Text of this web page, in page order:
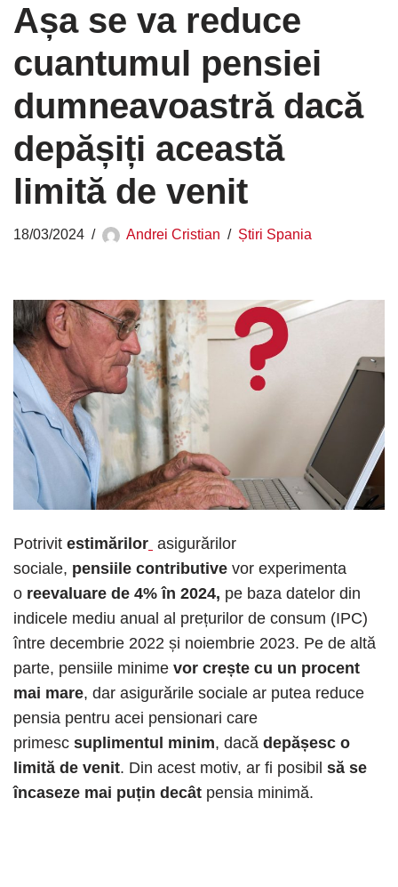
Așa se va reduce
cuantumul pensiei
dumneavoastră dacă
depășiți această
limită de venit
18/03/2024 Andrei Cristian Știri Spania
Potrivit estimărilor asigurărilor
sociale, pensiile contributive vor experimenta
o reevaluare de 4% în 2024, pe baza datelor din
indicele mediu anual al prețurilor de consum (IPC)
între decembrie 2022 și noiembrie 2023. Pe de altă
parte, pensiile minime vor crește cu un procent
mai mare, dar asigurările sociale ar putea reduce
pensia pentru acei pensionari care
primesc suplimentul minim, dacă depășesc o
limită de venit. Din acest motiv, ar fi posibil să se
încaseze mai puțin decât pensia minimă.